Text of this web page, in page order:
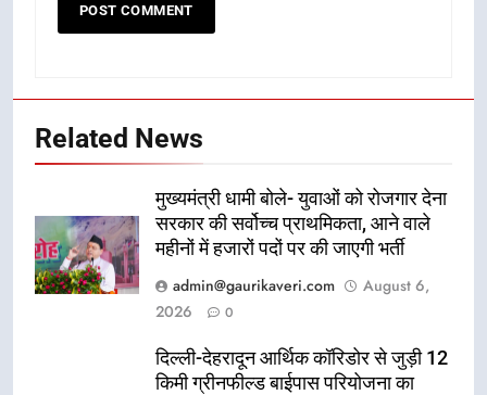
Related News
मुख्यमंत्री धामी बोले- युवाओं को रोजगार देना
सरकार की सर्वोच्च प्राथमिकता, आने वाले
महीनों में हजारों पदों पर की जाएगी भर्ती
admin@gaurikaveri.com
August 6,
2026
0
दिल्ली-देहरादून आर्थिक कॉरिडोर से जुड़ी 12
किमी ग्रीनफील्ड बाईपास परियोजना का